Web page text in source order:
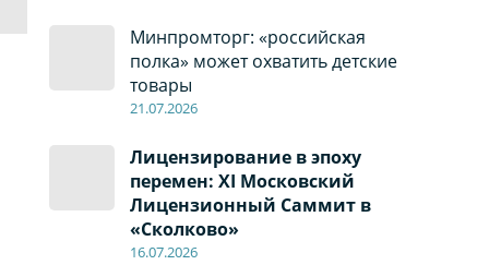
Минпромторг: «российская
полка» может охватить детские
товары
21.07.2026
Лицензирование в эпоху
перемен: XI Московский
Лицензионный Саммит в
«Сколково»
16.07.2026